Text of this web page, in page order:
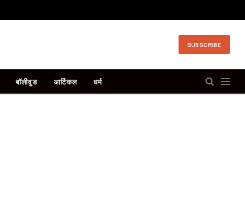
SUBSCRIBE
बॉलीवुड आर्टिकल धर्म